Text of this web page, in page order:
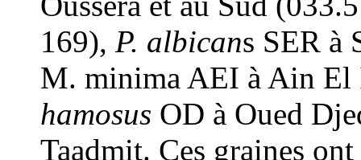
169), P. albicans SER à
M. minima AEI à Ain
hamosus OD à Oued
Taadmit. Ces graines